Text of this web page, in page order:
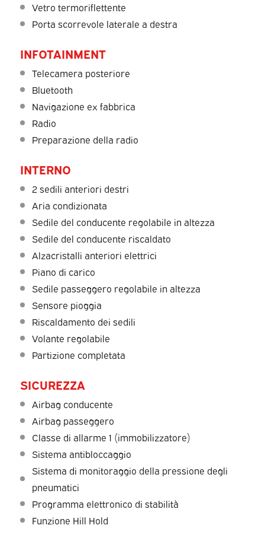
Vetro termoriflettente
Porta scorrevole laterale a destra
INFOTAINMENT
Telecamera posteriore
Bluetooth
Navigazione ex fabbrica
Radio
Preparazione della radio
INTERNO
2 sedili anteriori destri
Aria condizionata
Sedile del conducente regolabile in altezza
Sedile del conducente riscaldato
Alzacristalli anteriori elettrici
Piano di carico
Sedile passeggero regolabile in altezza
Sensore pioggia
Riscaldamento dei sedili
Volante regolabile
Partizione completata
SICUREZZA
Airbag conducente
Airbag passeggero
Classe di allarme 1 (immobilizzatore)
Sistema antibloccaggio
Sistema di monitoraggio della pressione degli
pneumatici
Programma elettronico di stabilità
Funzione Hill Hold